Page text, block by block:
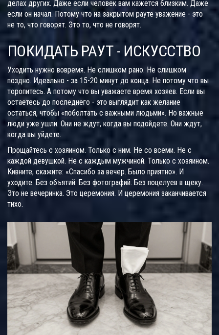
делах других. Даже если человек вам кажется близким. Даже
если он начал. Потому что на закрытом рауте уважение - это
не то, что говорят. Это то, что не говорят.
ПОКИДАТЬ РАУТ - ИСКУССТВО
Уходить нужно вовремя. Не слишком рано. Не слишком
поздно. Идеально - за 15-20 минут до конца. Не потому что вы
торопитесь. А потому что вы уважаете время хозяев. Если вы
остаетесь до последнего - это выглядит как желание
остаться, чтобы «поболтать с важными людьми». Но важные
люди уже ушли. Они не ждут, когда вы подойдете. Они ждут,
когда вы уйдете.
Прощайтесь с хозяином. Только с ним. Не со всеми. Не с
каждой девушкой. Не с каждым мужчиной. Только с хозяином.
Кивните, скажите: «Спасибо за вечер. Было приятно». И
уходите. Без объятий. Без фотографий. Без поцелуев в щеку.
Это не вечеринка. Это церемония. И церемония заканчивается
тихо.